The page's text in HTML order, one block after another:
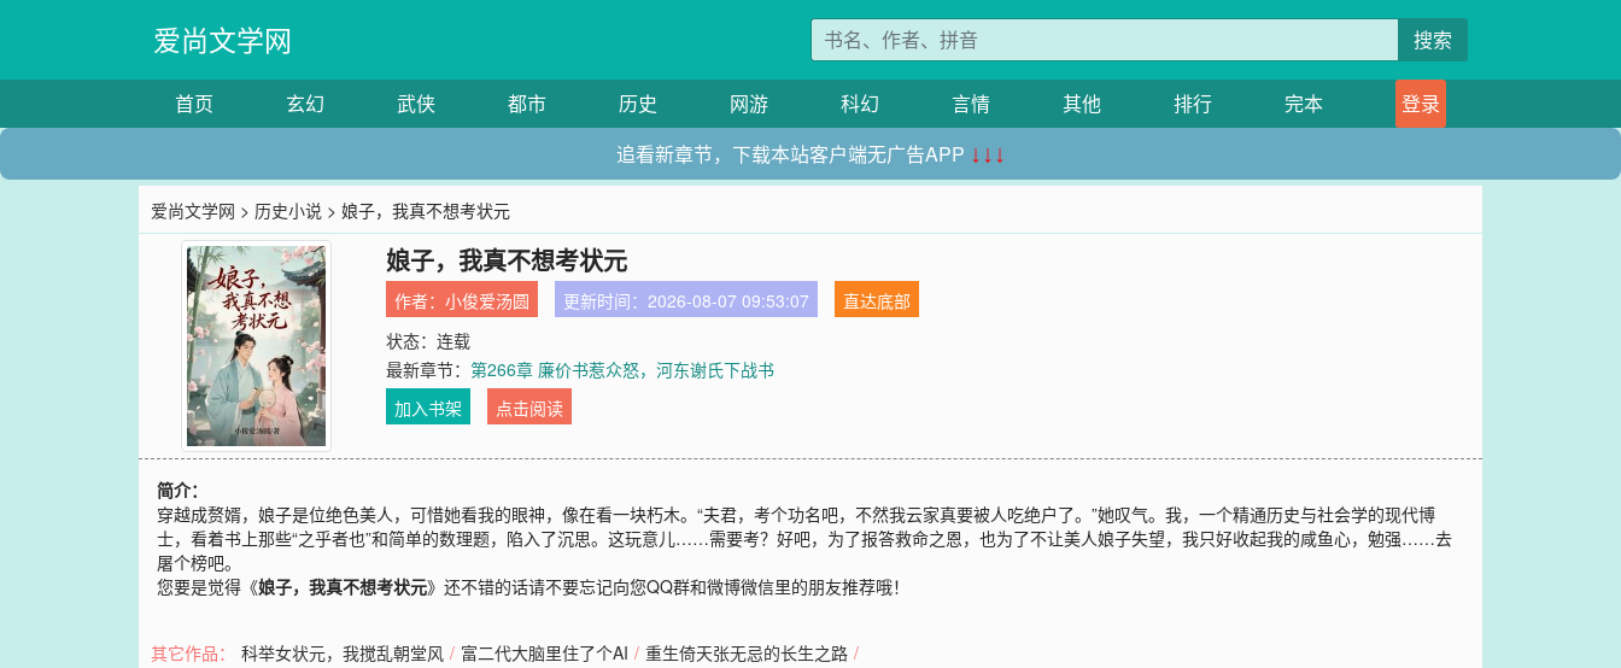
爱尚文学网 搜索
首页 玄幻 武侠 都市 历史 网游 科幻 言情 其他 排行 完本
登录
追看新章节，下载本站客户端无广告APP ↓↓↓
爱尚文学网 > 历史小说 > 娘子，我真不想考状元
娘子，我真不想考状元
作者：小俊爱汤圆 更新时间：2026-08-07 09:53:07
直达底部
状态：连载
最新章节：第266章 廉价书惹众怒，河东谢氏下战书
加入书架
点击阅读
简介：
穿越成赘婿，娘子是位绝色美人，可惜她看我的眼神，像在看一块朽木。“夫君，考个功名吧，不然我云家真要被人吃绝户了。”她叹气。我，一个精通历史与社会学的现代博
士，看着书上那些“之乎者也”和简单的数理题，陷入了沉思。这玩意儿……需要考？好吧，为了报答救命之恩，也为了不让美人娘子失望，我只好收起我的咸鱼心，勉强……去
屠个榜吧。
您要是觉得《娘子，我真不想考状元》还不错的话请不要忘记向您QQ群和微博微信里的朋友推荐哦！
其它作品： 科举女状元，我搅乱朝堂风 / 富二代大脑里住了个AI / 重生倚天张无忌的长生之路 /